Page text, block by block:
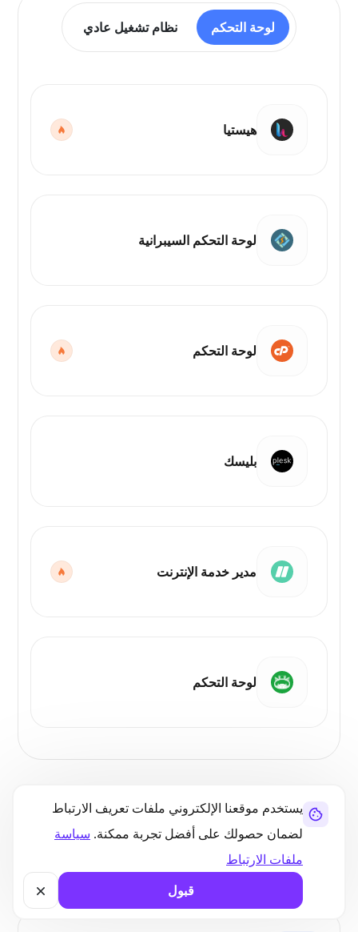
يستخدم موقعنا الإلكتروني ملفات تعريف الارتباط
لضمان حصولك على أفضل تجربة ممكنة. سياسة
ملفات الارتباط
قبول
لوحة التحكم نظام تشغيل عادي
هيستيا
لوحة التحكم السيبرانية
لوحة التحكم
بليسك
مدير خدمة الإنترنت
لوحة التحكم
مزايا استضافة الأجهزة المادية
تجنب التباطؤ واستمتع بأداء ثابت وعالي السرعة مع موارد
استضافة الخادم المخصص الخاص بك.